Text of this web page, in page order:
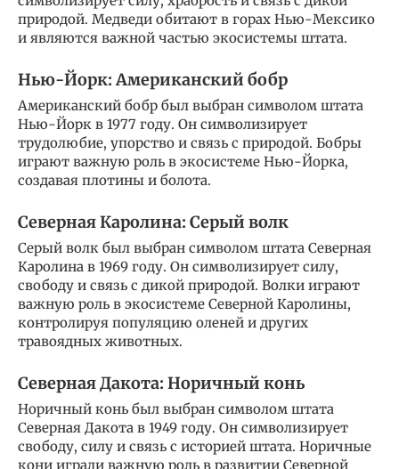
природой. Медведи обитают в горах Нью-Мексико
и являются важной частью экосистемы штата.
Нью-Йорк: Американский бобр
Американский бобр был выбран символом штата
Нью-Йорк в 1977 году. Он символизирует
трудолюбие, упорство и связь с природой. Бобры
играют важную роль в экосистеме Нью-Йорка,
создавая плотины и болота.
Северная Каролина: Серый волк
Серый волк был выбран символом штата Северная
Каролина в 1969 году. Он символизирует силу,
свободу и связь с дикой природой. Волки играют
важную роль в экосистеме Северной Каролины,
контролируя популяцию оленей и других
травоядных животных.
Северная Дакота: Норичный конь
Норичный конь был выбран символом штата
Северная Дакота в 1949 году. Он символизирует
свободу, силу и связь с историей штата. Норичные
кони играли важную роль в развитии Северной